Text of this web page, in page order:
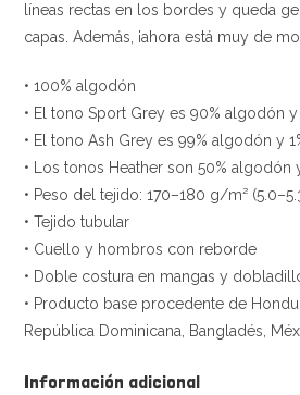
líneas rectas en los bordes y queda
capas. Además, ¡ahora está muy de
• 100% algodón
• El tono Sport Grey es 90% algodón
• El tono Ash Grey es 99% algodón y
• Los tonos Heather son 50% algodón
• Peso del tejido: 170–180 g/m²
• Tejido tubular
• Cuello y hombros con reborde
• Doble costura en mangas y
• Producto base procedente de
República Dominicana, Bangladés,
Información adicional